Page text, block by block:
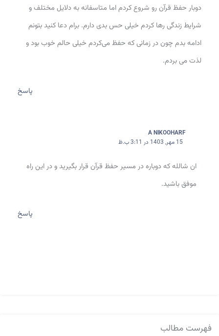
دوبار حفظ قرآن رو شروع کردم اما متاسفانه به دلایل مختلف و
شرایط زندگی رها کردم خیلی حس بدی دارم. برام دعا کنید بتونم
ادامه بدم چون در زمانی که حفظ می‌کردم خیلی حالم خوب بود و
لذت می بردم.
پاسخ
A NIKOOHARF
15 مهر, 1403 در 3:11 ب.ظ
ان شالله که دوباره در مسیر حفظ قرآن قرار بگیرید و در این راه
موفق باشید.
پاسخ
فهرست مطالب